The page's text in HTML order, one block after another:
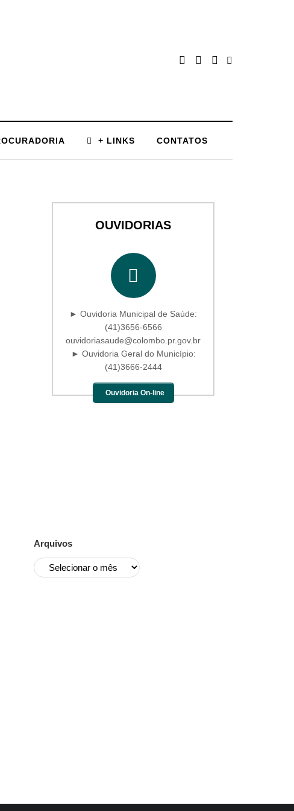
+ LINKS CONTATOS
OUVIDORIAS
► Ouvidoria Municipal de Saúde:
(41)3656-6566
ouvidoriasaude@colombo.pr.gov.br
► Ouvidoria Geral do Município:
(41)3666-2444
Ouvidoria On-line
Arquivos